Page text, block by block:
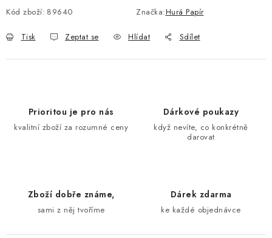
Kód zboží: 89640 Značka:Hurá Papír
Tisk Zeptat se Hlídat Sdílet
Prioritou je pro nás
kvalitní zboží za rozumné ceny
Dárkové poukazy
když nevíte, co konkrétně
darovat
Zboží dobře známe,
sami z něj tvoříme
Dárek zdarma
ke každé objednávce